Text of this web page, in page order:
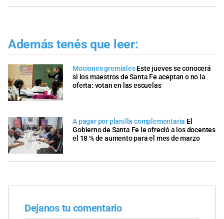
Además tenés que leer:
Mociones gremiales Este jueves se conocerá
si los maestros de Santa Fe aceptan o no la
oferta: votan en las escuelas
A pagar por planilla complementaria El
Gobierno de Santa Fe le ofreció a los docentes
el 18 % de aumento para el mes de marzo
Dejanos tu comentario